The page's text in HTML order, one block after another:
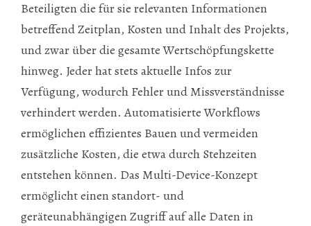
Beteiligten die für sie relevanten Informationen
betreffend Zeitplan, Kosten und Inhalt des Projekts,
und zwar über die gesamte Wertschöpfungskette
hinweg. Jeder hat stets aktuelle Infos zur
Verfügung, wodurch Fehler und Missverständnisse
verhindert werden. Automatisierte Workflows
ermöglichen effizientes Bauen und vermeiden
zusätzliche Kosten, die etwa durch Stehzeiten
entstehen können. Das Multi-Device-Konzept
ermöglicht einen standort- und
geräteunabhängigen Zugriff auf alle Daten in